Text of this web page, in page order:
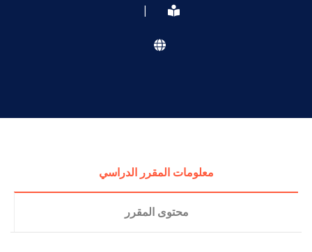
|
معلومات المقرر الدراسي
محتوى المقرر